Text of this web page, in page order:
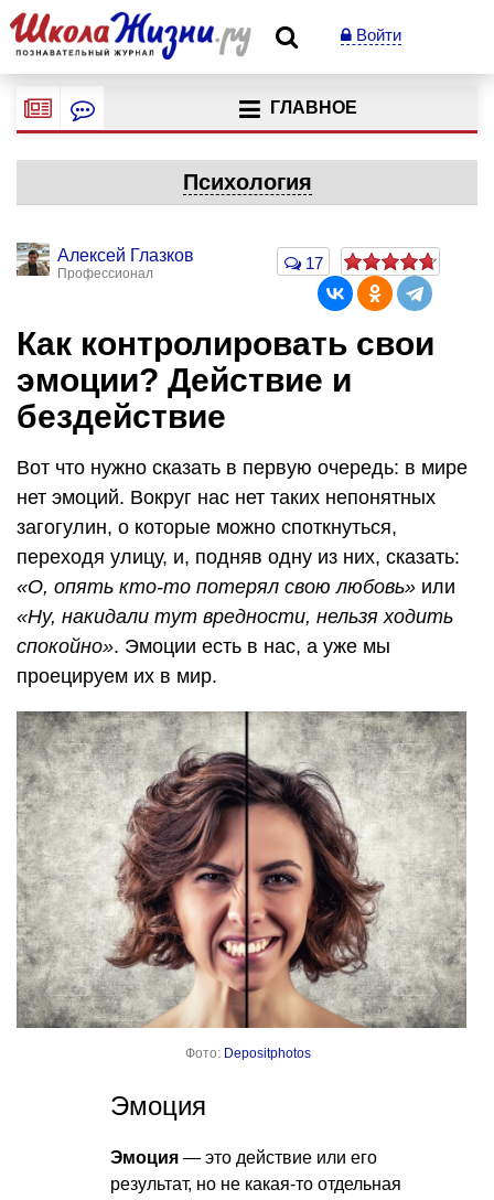
Войти
ГЛАВНОЕ
Психология
Алексей Глазков
Профессионал
17
Как контролировать свои
эмоции? Действие и
бездействие
Вот что нужно сказать в первую очередь: в мире
нет эмоций. Вокруг нас нет таких непонятных
загогулин, о которые можно споткнуться,
переходя улицу, и, подняв одну из них, сказать:
«О, опять кто-то потерял свою любовь» или
«Ну, накидали тут вредности, нельзя ходить
спокойно». Эмоции есть в нас, а уже мы
проецируем их в мир.
Фото: Depositphotos
Эмоция
Эмоция — это действие или его
результат, но не какая-то отдельная